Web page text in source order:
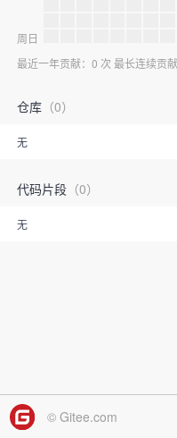
周日
最近一年贡献：0 次 最长连续贡
仓库 （0）
无
代码片段 （0）
无
© Gitee.com